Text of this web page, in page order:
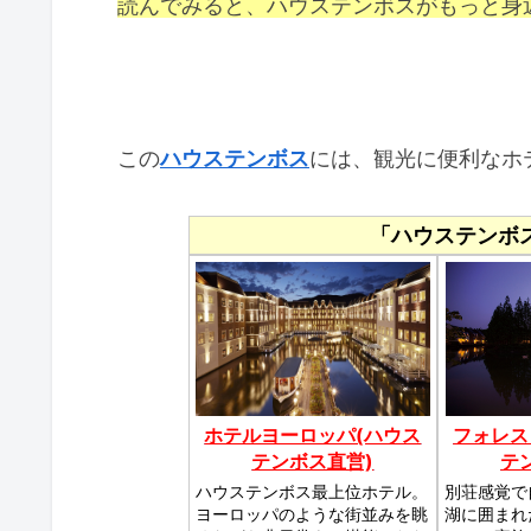
読んでみると、ハウステンボスがもっと
このハウステンボスには、観光に便利な
「ハウステン
ホテルヨーロッパ(ハウス
テンボス直営)
ハウステンボス最上位ホテル。
ヨーロッパのような街並みを眺
フォレ
テ
別荘感覚
湖に囲ま